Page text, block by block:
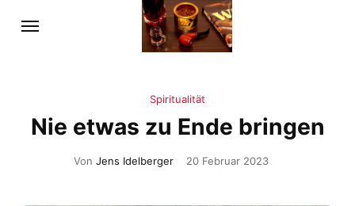
Spiritualität
Nie etwas zu Ende bringen
Von Jens Idelberger 20 Februar 2023